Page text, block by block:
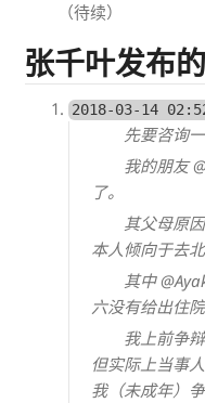
（待续）
张千叶发布
2018-03-14
先要咨询
我的朋友
了。
其父母原
本人倾向于去北
其中
六没有给出住
我上前争
但实际上当事
我（未成年）